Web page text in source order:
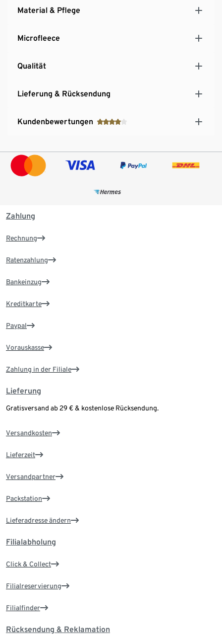
Material & Pflege
Microfleece
Qualität
Lieferung & Rücksendung
Kundenbewertungen
Zahlung
Rechnung
Ratenzahlung
Bankeinzug
Kreditkarte
Paypal
Vorauskasse
Zahlung in der Filiale
Lieferung
Gratisversand ab 29 € & kostenlose Rücksendung.
Versandkosten
Lieferzeit
Versandpartner
Packstation
Lieferadresse ändern
Filialabholung
Click & Collect
Filialreservierung
Filialfinder
Rücksendung & Reklamation